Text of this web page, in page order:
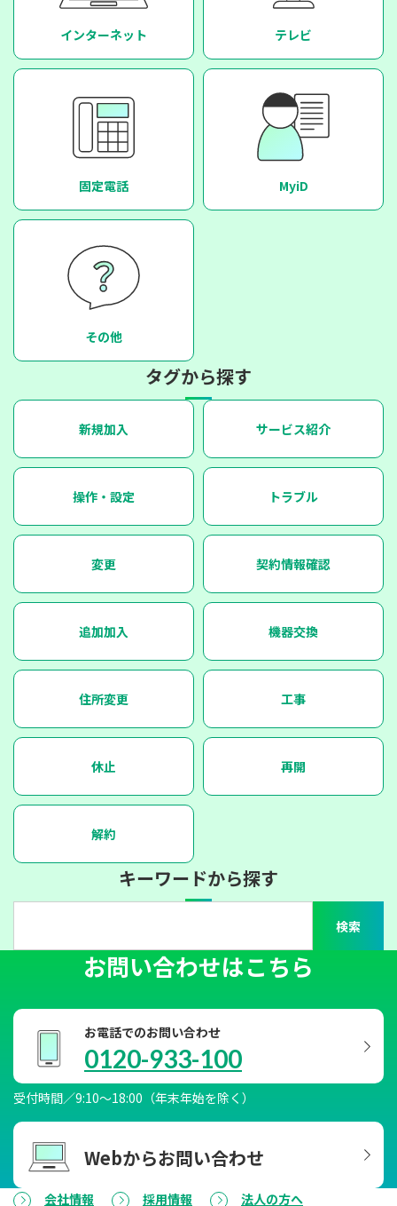
インターネット テレビ
固定電話 MyiD
その他
タグから探す
新規加入 サービス紹介
操作・設定 トラブル
変更 契約情報確認
追加加入 機器交換
住所変更 工事
休止 再開
解約
キーワードから探す
検索
お問い合わせはこちら
お電話でのお問い合わせ
0120-933-100
受付時間／9:10～18:00（年末年始を除く）
Webからお問い合わせ
会社情報 採用情報 法人の方へ